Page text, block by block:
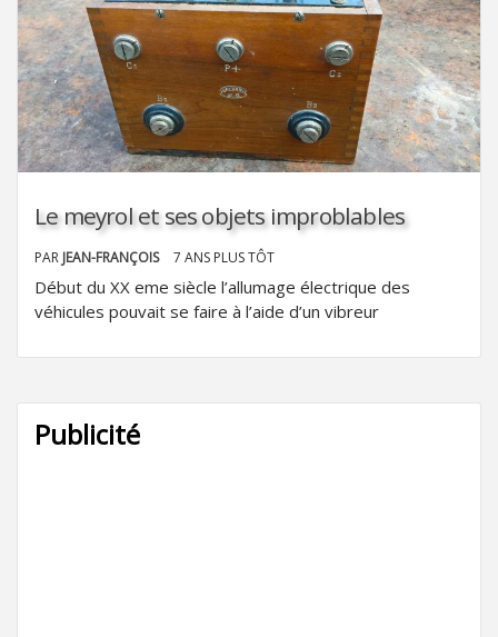
Le meyrol et ses objets improblables
PAR JEAN-FRANÇOIS 7 ANS PLUS TÔT
Début du XX eme siècle l’allumage électrique des
véhicules pouvait se faire à l’aide d’un vibreur
Publicité